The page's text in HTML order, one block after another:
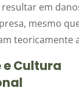
em
mesmo
teoricamente
Cultura